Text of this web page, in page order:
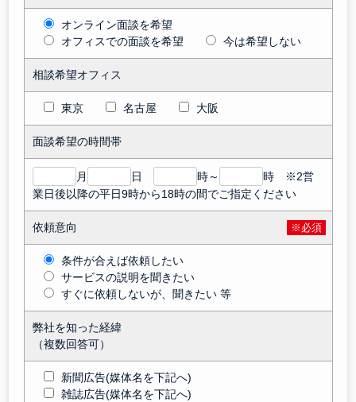
オンライン面談を希望
オフィスでの面談を希望
今は希望しない
相談希望オフィス
東京 名古屋 大阪
面談希望の時間帯
月 日 時～
時 ※2営
業日後以降の平日9時から18時の間でご指定ください
依頼意向 ※必須
条件が合えば依頼したい
サービスの説明を聞きたい
すぐに依頼しないが、聞きたい 等
弊社を知った経緯
（複数回答可）
新聞広告(媒体名を下記へ)
雑誌広告(媒体名を下記へ)